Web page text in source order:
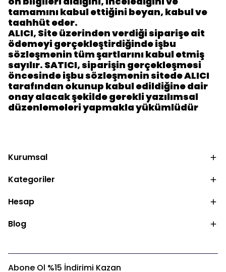
tamamını kabul ettiğini beyan, kabul ve
taahhüt eder.
ALICI, Site üzerinden verdiği siparişe ait
ödemeyi gerçekleştirdiğinde işbu
sözleşmenin tüm şartlarını kabul etmiş
sayılır. SATICI, siparişin gerçekleşmesi
öncesinde işbu sözleşmenin sitede ALICI
tarafından okunup kabul edildiğine dair
onay alacak şekilde gerekli yazılımsal
düzenlemeleri yapmakla yükümlüdür
Kurumsal
Kategoriler
Hesap
Blog
Abone Ol %15 İndirimi Kazan